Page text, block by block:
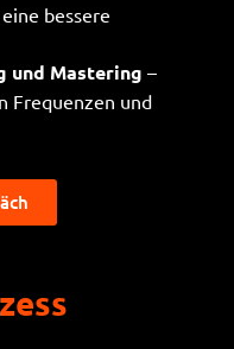
bessere
und Mastering –
Frequenzen und